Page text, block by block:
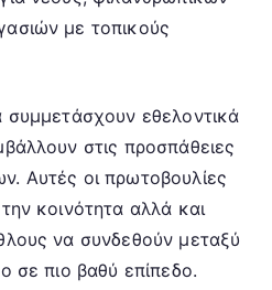
με τοπικούς
συμμετάσχουν εθελοντικά
στις προσπάθειες
Αυτές οι πρωτοβουλίες
κοινότητα αλλά και
να συνδεθούν μεταξύ
σε πιο βαθύ επίπεδο.